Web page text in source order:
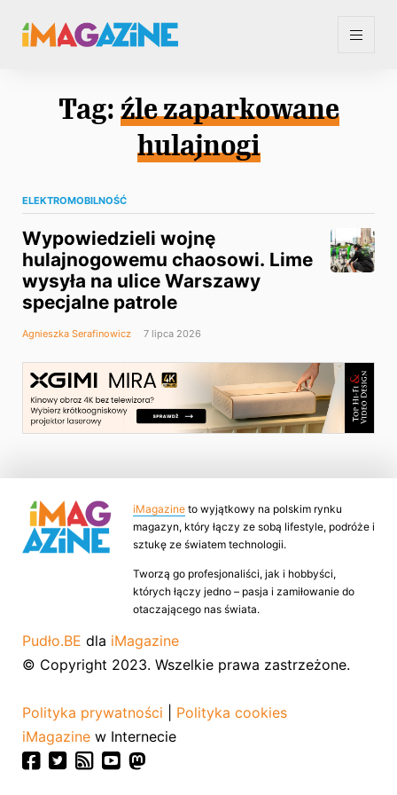
Tag: źle zaparkowane
hulajnogi
ELEKTROMOBILNOŚĆ
Wypowiedzieli wojnę
hulajnogowemu chaosowi. Lime
wysyła na ulice Warszawy
specjalne patrole
Agnieszka Serafinowicz 7 lipca 2026
iMagazine to wyjątkowy na polskim rynku
magazyn, który łączy ze sobą lifestyle, podróże i
sztukę ze światem technologii.
Tworzą go profesjonaliści, jak i hobbyści,
których łączy jedno – pasja i zamiłowanie do
otaczającego nas świata.
Pudło.BE dla iMagazine
© Copyright 2023. Wszelkie prawa zastrzeżone.
Polityka prywatności
Polityka cookies
iMagazine w Internecie